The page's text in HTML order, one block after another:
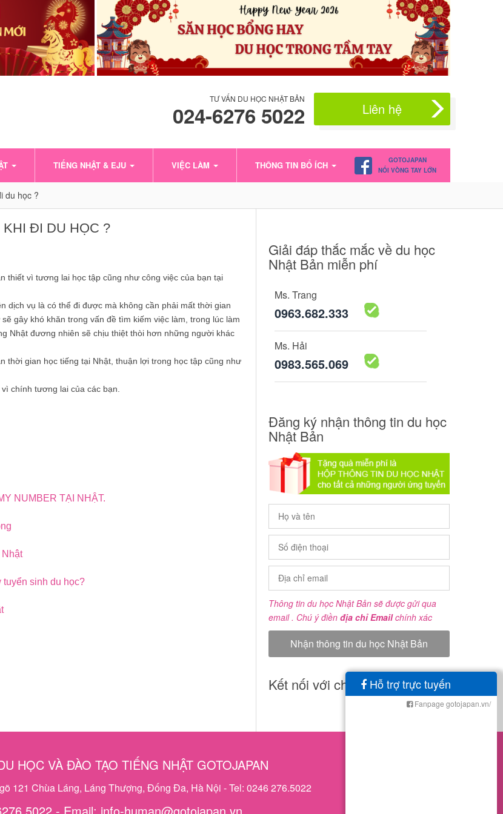
TƯ VẤN DU HỌC NHẬT BẢN
024-6276 5022 Liên hệ
TIẾNG NHẬT & EJU VIỆC LÀM THÔNG TIN BỔ ÍCH
GOTOJAPAN
NỐI VÒNG TAY LỚN
du học ?
ĐI DU HỌC ?
thiết vì tương lai học tập cũng như công việc của bạn tại
dịch vụ là có thể đi được mà không cần phải mất thời gian
gây khó khăn trong vấn đề tìm kiếm việc làm, trong lúc làm
Nhật đương nhiên sẽ chịu thiệt thòi hơn những người khác
thời gian học tiếng tại Nhật, thuận lợi trong học tập cũng như
chính tương lai của các bạn.
NUMBER TẠI NHẬT.
Nhật
tuyển sinh du học?
Giải đáp thắc mắc về du học
Nhật Bản miễn phí
Ms. Trang
0963.682.333
Ms. Hải
0983.565.069
Đăng ký nhận thông tin du học
Nhật Bản
Thông tin du học Nhật Bản sẽ được gửi qua
email . Chú ý điền địa chỉ Emailchính xác
Kết nối với chúng tôi
HỌC VÀ ĐÀO TẠO TIẾNG NHẬT GOTOJAPAN
121 Chùa Láng, Láng Thượng, Đống Đa, Hà Nội - Tel: 0246 276.5022
Hỗ trợ trực tuyến
Fanpage gotojapan.vn/